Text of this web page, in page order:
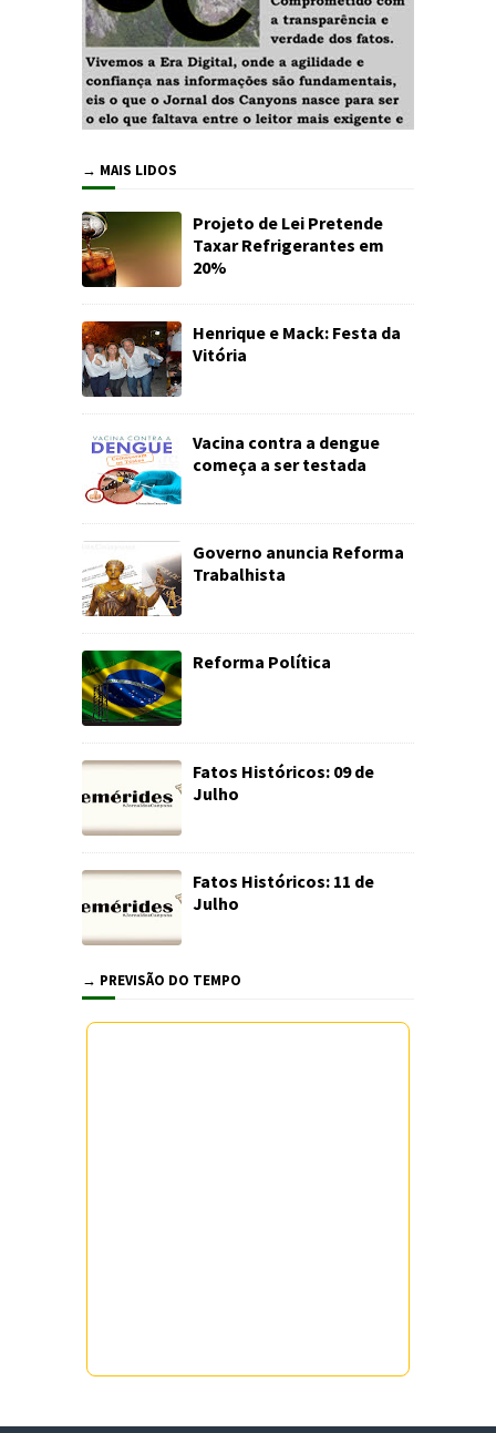
→ MAIS LIDOS
Projeto de Lei Pretende
Taxar Refrigerantes em
20%
Henrique e Mack: Festa da
Vitória
Vacina contra a dengue
começa a ser testada
Governo anuncia Reforma
Trabalhista
Reforma Política
Fatos Históricos: 09 de
Julho
Fatos Históricos: 11 de
Julho
→ PREVISÃO DO TEMPO